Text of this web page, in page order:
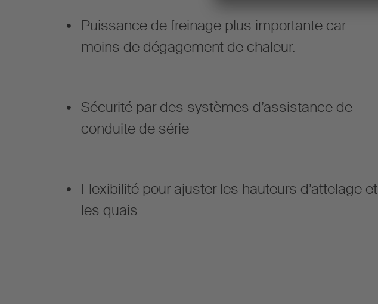
Puissance de freinage plus importante car
moins de dégagement de chaleur.
Sécurité par des systèmes d’assistance de
conduite de série
Flexibilité pour ajuster les hauteurs d’attelage et
les quais